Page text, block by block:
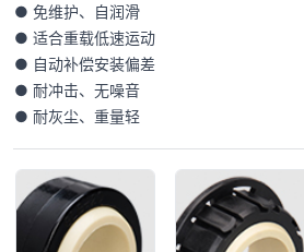
● 免维护、自润滑
● 适合重载低速运动
● 自动补偿安装偏差
● 耐冲击、无噪音
● 耐灰尘、重量轻